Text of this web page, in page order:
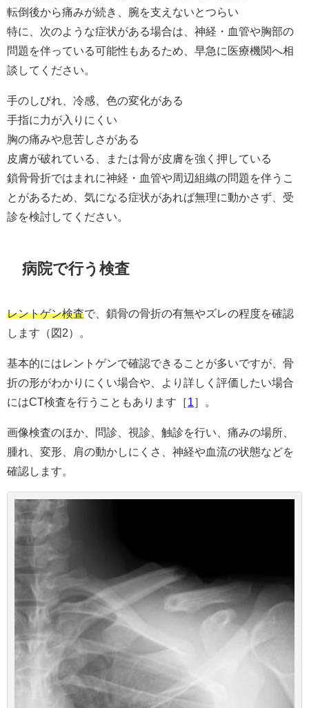
転倒後から痛みが続き、腕を支えないとつらい
特に、次のような症状がある場合は、神経・血管や胸部の
問題を伴っている可能性もあるため、早急に医療機関へ相
談してください。
手のしびれ、冷感、色の変化がある
手指に力が入りにくい
胸の痛みや息苦しさがある
皮膚が破れている、または骨が皮膚を強く押している
鎖骨骨折ではまれに神経・血管や周辺組織の問題を伴うこ
とがあるため、気になる症状があれば無理に動かさず、受
診を検討してください。
病院で行う検査
レントゲン検査で、鎖骨の骨折の有無やズレの程度を確認
します（図2）。
基本的にはレントゲンで確認できることが多いですが、骨
折の形がわかりにくい場合や、より詳しく評価したい場合
にはCT検査を行うこともあります［1 ］。
画像検査のほか、問診、視診、触診を行い、痛みの場所、
腫れ、変形、肩の動かしにくさ、神経や血流の状態などを
確認します。